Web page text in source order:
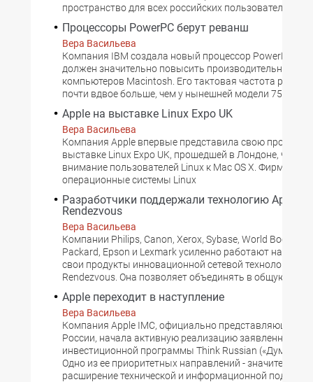
пространство для всех российских пользователей.
Процессоры PowerPC берут реванш
Вера Васильева
Компания IBM создала новый процессор PowerPC
должен значительно повысить производительность
компьютеров Macintosh. Его тактовая частота равна
почти вдвое больше, чем у нынешней модели 750FX.
Apple на выставке Linux Expo UK
Вера Васильева
Компания Apple впервые представила свою
выставке Linux Expo UK, прошедшей в Лондоне, чтобы
внимание пользователей Linux к Mac OS X. Фирма
операционные системы Linux
Разработчики поддержали технологию Apple
Rendezvous
Вера Васильева
Компании Philips, Canon, Xerox, Sybase, World Book,
Packard, Epson и Lexmark усиленно работают над
свои продукты инновационной сетевой технологии
Rendezvous. Она позволяет объединять в общую сеть
Apple переходит в наступление
Вера Васильева
Компания Apple IMC, официально представляющая
России, начала активную реализацию заявленной
инвестиционной программы Think Russian («Думай по-
Одно из ее приоритетных направлений - значительное
расширение технической и информационной